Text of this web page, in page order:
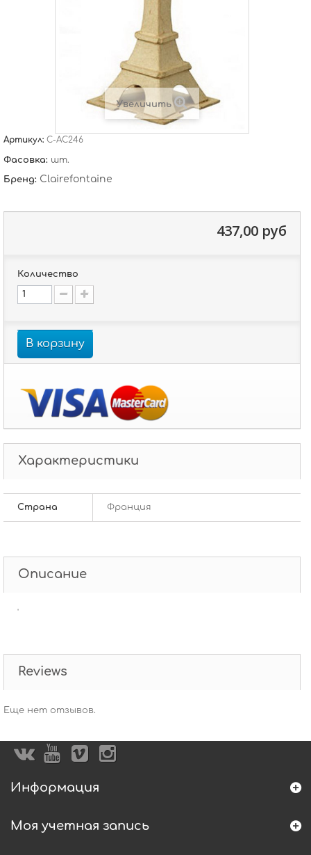
Увеличить
Артикул: C-AC246
Фасовка: шт.
Бренд: Clairefontaine
437,00 руб
Количество
В корзину
Характеристики
Страна Франция
Описание
'
Reviews
Еще нет отзывов.
Информация
Моя учетная запись